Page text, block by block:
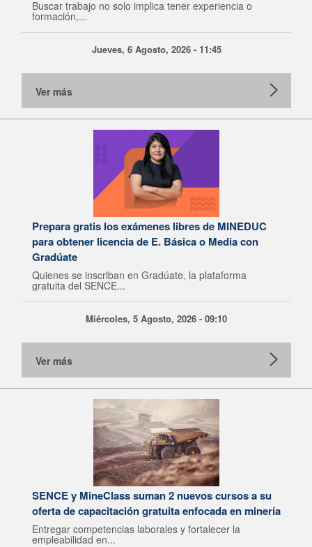
Buscar trabajo no solo implica tener experiencia o
formación,...
Jueves, 6 Agosto, 2026 - 11:45
Ver más
Prepara gratis los exámenes libres de MINEDUC
para obtener licencia de E. Básica o Media con
Gradúate
Quienes se inscriban en Gradúate, la plataforma
gratuita del SENCE...
Miércoles, 5 Agosto, 2026 - 09:10
Ver más
SENCE y MineClass suman 2 nuevos cursos a su
oferta de capacitación gratuita enfocada en minería
Entregar competencias laborales y fortalecer la
empleabilidad en...